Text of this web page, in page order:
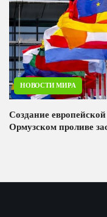
НОВОСТИ МИРА
Создание
Ормузском проливе